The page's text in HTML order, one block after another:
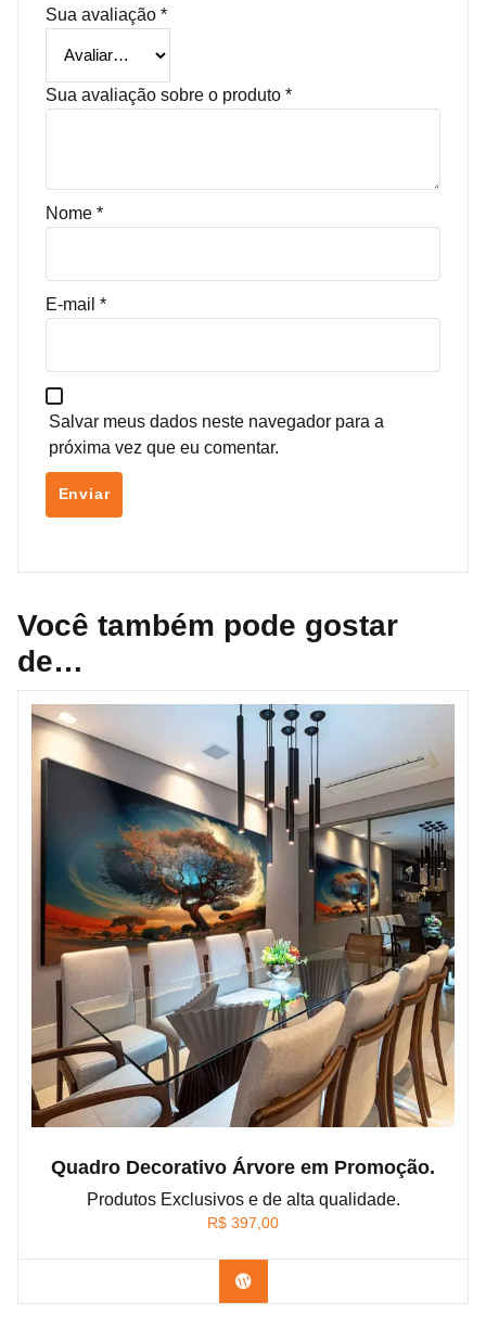
Sua avaliação *
Sua avaliação sobre o produto *
Nome *
E-mail *
Salvar meus dados neste navegador para a
próxima vez que eu comentar.
Você também pode gostar
de…
Quadro Decorativo Árvore em Promoção.
Produtos Exclusivos e de alta qualidade.
R$ 397,00
Confira os modelos